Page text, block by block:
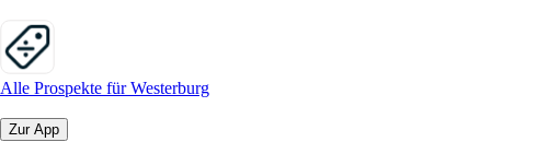
Alle Prospekte für Westerburg
Zur App